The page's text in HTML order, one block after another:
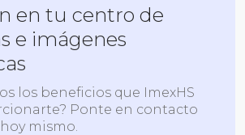
en tu centro de
e imágenes
los beneficios que ImexHS
Ponte en contacto
mismo.